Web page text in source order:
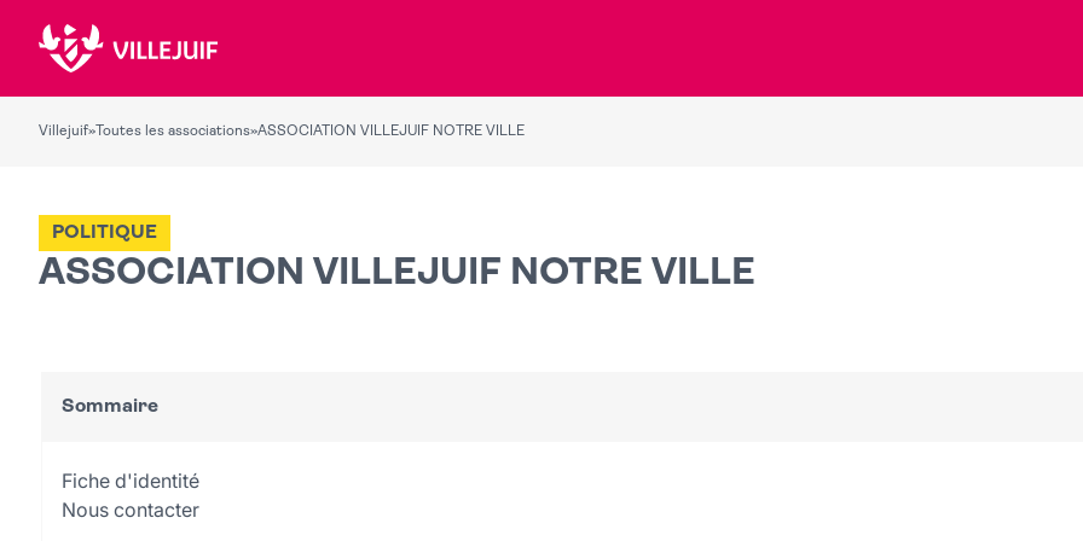
Villejuif» Toutes les associations»ASSOCIATION VILLEJUIF NOTRE VILLE
ASSOCIATION VILLEJUIF NOTRE VILLE
POLITIQUE
Sommaire
Fiche d'identité
Nous contacter